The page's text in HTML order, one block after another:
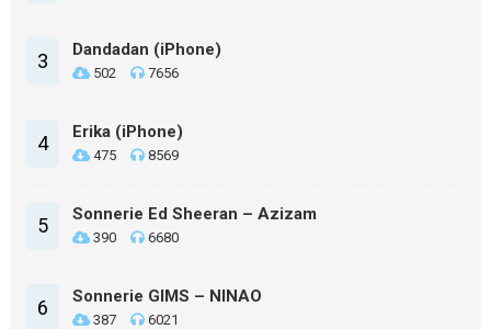
3 Dandadan (iPhone)
502 7656
4 Erika (iPhone)
475 8569
5 Sonnerie Ed Sheeran – Azizam
390 6680
6 Sonnerie GIMS – NINAO
387 6021